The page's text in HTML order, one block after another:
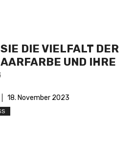
DIE VIELFALT DER
UND IHRE
18. November 2023